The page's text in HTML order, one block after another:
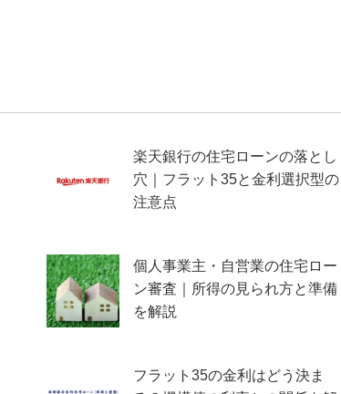
楽天銀行の住宅ローンの落とし
穴｜フラット35と金利選択型の
注意点
個人事業主・自営業の住宅ロー
ン審査｜所得の見られ方と準備
を解説
フラット35の金利はどう決ま